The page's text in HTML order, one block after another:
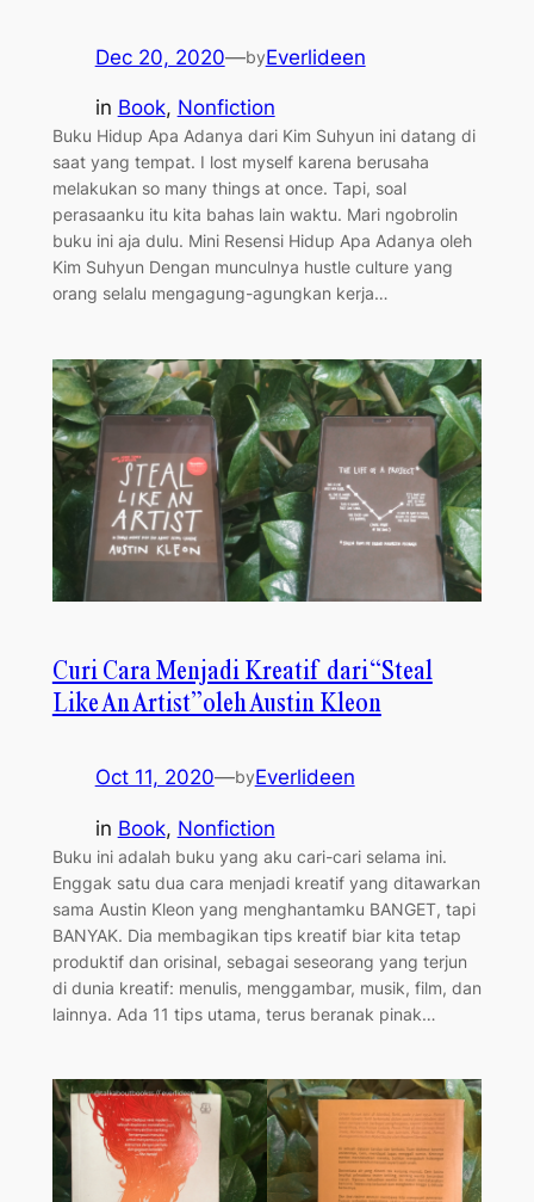
Dec 20, 2020—byEverlideen
in Book, Nonfiction
Buku Hidup Apa Adanya dari Kim Suhyun ini datang di
saat yang tempat. I lost myself karena berusaha
melakukan so many things at once. Tapi, soal
perasaanku itu kita bahas lain waktu. Mari ngobrolin
buku ini aja dulu. Mini Resensi Hidup Apa Adanya oleh
Kim Suhyun Dengan munculnya hustle culture yang
orang selalu mengagung-agungkan kerja…
Curi Cara Menjadi Kreatif dari “Steal
Like An Artist” oleh Austin Kleon
Oct 11, 2020—byEverlideen
in Book, Nonfiction
Buku ini adalah buku yang aku cari-cari selama ini.
Enggak satu dua cara menjadi kreatif yang ditawarkan
sama Austin Kleon yang menghantamku BANGET, tapi
BANYAK. Dia membagikan tips kreatif biar kita tetap
produktif dan orisinal, sebagai seseorang yang terjun
di dunia kreatif: menulis, menggambar, musik, film, dan
lainnya. Ada 11 tips utama, terus beranak pinak…